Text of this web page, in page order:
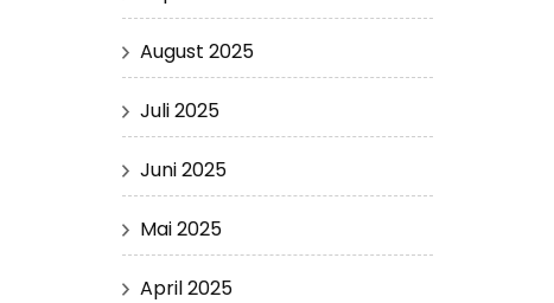
August 2025
Juli 2025
Juni 2025
Mai 2025
April 2025